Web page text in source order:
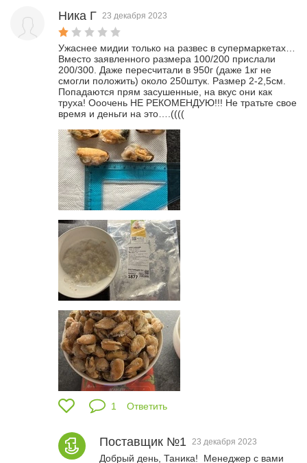
Ника Г 23 декабря 2023
Ужаснее мидии только на развес в супермаркетах…
Вместо заявленного размера 100/200 прислали
200/300. Даже пересчитали в 950г (даже 1кг не
смогли положить) около 250штук. Размер 2-2,5см.
Попадаются прям засушенные, на вкус они как
труха! Ооочень НЕ РЕКОМЕНДУЮ!!! Не тратьте свое
время и деньги на это….((((
1 Ответить
Поставщик №1 23 декабря 2023
Добрый день, Таника!  Менеджер с вами